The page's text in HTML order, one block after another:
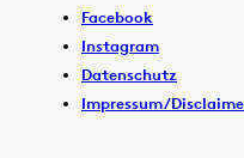
Facebook
Instagram
Datenschutz
Impressum/